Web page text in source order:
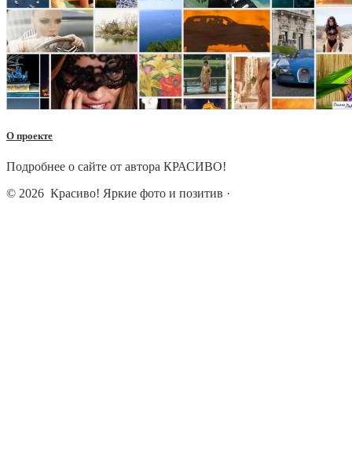
О проекте
Подробнее о сайте от автора КРАСИВО!
© 2026 Красиво! Яркие фото и позитив ·